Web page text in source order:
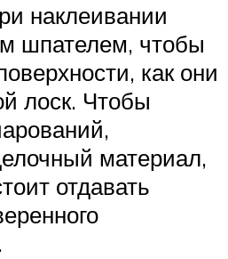
наклеивании
шпателем, чтобы
как они
лоск. Чтобы
материал,
отдавать